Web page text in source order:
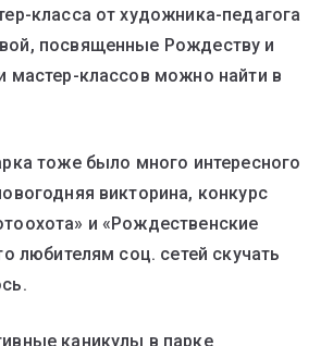
класса от художника-педагога
посвященные Рождеству и
мастер-классов можно найти в
тоже было много интересного
викторина, конкурс
и «Рождественские
любителям соц. сетей скучать
каникулы в парке